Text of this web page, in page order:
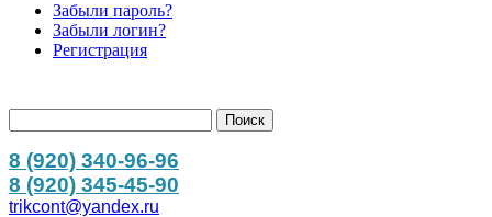
Забыли пароль?
Забыли логин?
Регистрация
8 (920) 340-96-96
8 (920) 345-45-90
trikcont@yandex.ru